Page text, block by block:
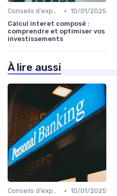
Conseils d'experts financiers • 10/01/2025
Calcul interet composé :
comprendre et optimiser vos
investissements
À lire aussi
Conseils d'experts financiers • 10/01/2025